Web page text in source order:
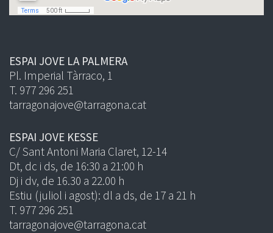
ESPAI JOVE LA PALMERA
Pl. Imperial Tàrraco, 1
T. 977 296 251
tarragonajove@tarragona.cat
ESPAI JOVE KESSE
C/ Sant Antoni Maria Claret, 12-14
Dt, dc i ds, de 16:30 a 21:00 h
Dj i dv, de 16.30 a 22.00 h
Estiu (juliol i agost): dl a ds, de 17 a 21 h
T. 977 296 251
tarragonajove@tarragona.cat